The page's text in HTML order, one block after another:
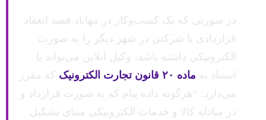
در صورتی که یک کسب‌وکار در مهاباد قصد انعقاد
قراردادی با شرکتی در شهر دیگر را به صورت
الکترونیکی داشته باشد، وکیل آنلاین می‌تواند با
استناد به ماده ۲۰ قانون تجارت الکترونیک
که مقرر
می‌دارد: “هرگونه داده پیام که به صورت قرارداد و
در مبادله کالا و خدمات الکترونیکی مبنای تشکیل